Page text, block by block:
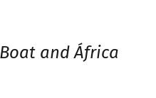
and África